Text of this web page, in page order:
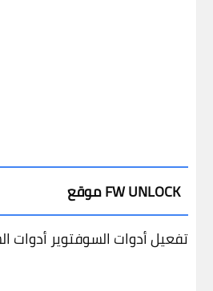
موقع FW UNLOCK
تفعيل أدوات السوفتوير أدوات